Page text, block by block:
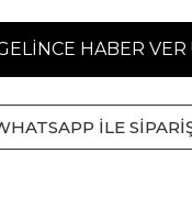
HABER VER !
İLE